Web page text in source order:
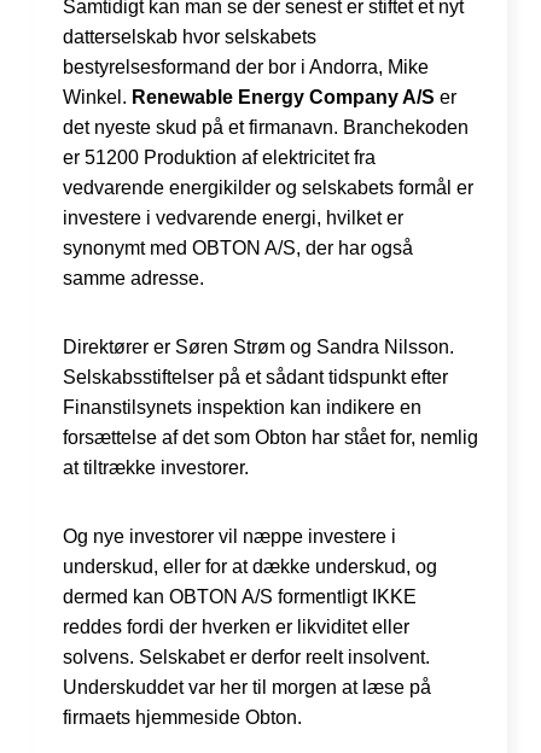
Samtidigt kan man se der senest er stiftet et nyt
datterselskab hvor selskabets
bestyrelsesformand der bor i Andorra, Mike
Winkel. Renewable Energy Company A/S er
det nyeste skud på et firmanavn. Branchekoden
er 51200 Produktion af elektricitet fra
vedvarende energikilder og selskabets formål er
investere i vedvarende energi, hvilket er
synonymt med OBTON A/S, der har også
samme adresse.
Direktører er Søren Strøm og Sandra Nilsson.
Selskabsstiftelser på et sådant tidspunkt efter
Finanstilsynets inspektion kan indikere en
forsættelse af det som Obton har stået for, nemlig
at tiltrække investorer.
Og nye investorer vil næppe investere i
underskud, eller for at dække underskud, og
dermed kan OBTON A/S formentligt IKKE
reddes fordi der hverken er likviditet eller
solvens. Selskabet er derfor reelt insolvent.
Underskuddet var her til morgen at læse på
firmaets hjemmeside Obton.